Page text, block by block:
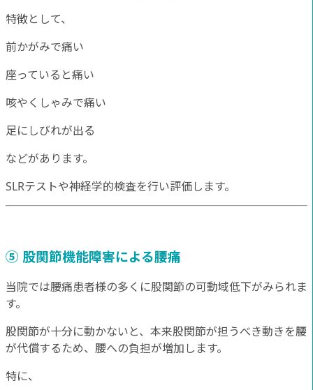
特徴として、
前かがみで痛い
座っていると痛い
咳やくしゃみで痛い
足にしびれが出る
などがあります。
SLRテストや神経学的検査を行い評価します。
⑤ 股関節機能障害による腰痛
当院では腰痛患者様の多くに股関節の可動域低下がみられま
す。
股関節が十分に動かないと、本来股関節が担うべき動きを腰
が代償するため、腰への負担が増加します。
特に、